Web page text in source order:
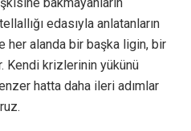
edasıyla anlatanların
her alanda bir başka ligin, bir
Kendi krizlerinin yükünü
hatta daha ileri adımlar